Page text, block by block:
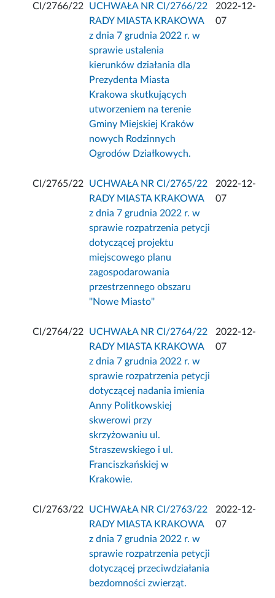
CI/2766/22
UCHWAŁA NR CI/2766/22
RADY MIASTA KRAKOWA
z dnia 7 grudnia 2022 r. w
sprawie ustalenia
kierunków działania dla
Prezydenta Miasta
Krakowa skutkujących
utworzeniem na terenie
Gminy Miejskiej Kraków
nowych Rodzinnych
Ogrodów Działkowych.
2022-12-
07
CI/2765/22
UCHWAŁA NR CI/2765/22
RADY MIASTA KRAKOWA
z dnia 7 grudnia 2022 r. w
sprawie rozpatrzenia petycji
dotyczącej projektu
miejscowego planu
zagospodarowania
przestrzennego obszaru
''Nowe Miasto''
2022-12-
07
CI/2764/22
UCHWAŁA NR CI/2764/22
RADY MIASTA KRAKOWA
z dnia 7 grudnia 2022 r. w
sprawie rozpatrzenia petycji
dotyczącej nadania imienia
Anny Politkowskiej
skwerowi przy
skrzyżowaniu ul.
Straszewskiego i ul.
Franciszkańskiej w
Krakowie.
2022-12-
07
CI/2763/22
UCHWAŁA NR CI/2763/22
RADY MIASTA KRAKOWA
z dnia 7 grudnia 2022 r. w
sprawie rozpatrzenia petycji
dotyczącej przeciwdziałania
bezdomności zwierząt.
2022-12-
07